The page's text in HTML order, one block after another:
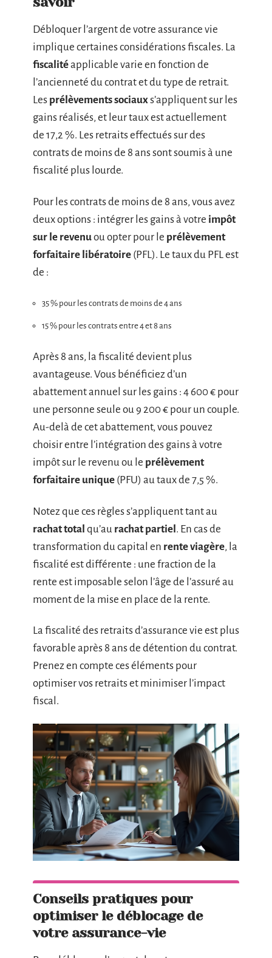
Débloquer l’argent de votre assurance vie
implique certaines considérations fiscales. La
fiscalitéapplicable varie en fonction de
l’ancienneté du contrat et du type de retrait.
Les prélèvements sociauxs’appliquent sur les
gains réalisés, et leur taux est actuellement
de 17,2 %. Les retraits effectués sur des
contrats de moins de 8 ans sont soumis à une
fiscalité plus lourde.
Pour les contrats de moins de 8 ans, vous avez
deux options : intégrer les gains à votre impôt
sur le revenuou opter pour le prélèvement
forfaitaire libératoire (PFL). Le taux du PFL est
de :
35 % pour les contrats de moins de 4 ans
15 % pour les contrats entre 4 et 8 ans
Après 8 ans, la fiscalité devient plus
avantageuse. Vous bénéficiez d’un
abattement annuel sur les gains : 4 600 € pour
une personne seule ou 9 200 € pour un couple.
Au-delà de cet abattement, vous pouvez
choisir entre l’intégration des gains à votre
impôt sur le revenu ou le prélèvement
forfaitaire unique (PFU) au taux de 7,5 %.
Notez que ces règles s’appliquent tant au
rachat total qu’au rachat partiel. En cas de
transformation du capital en rente viagère, la
fiscalité est différente : une fraction de la
rente est imposable selon l’âge de l’assuré au
moment de la mise en place de la rente.
La fiscalité des retraits d’assurance vie est plus
favorable après 8 ans de détention du contrat.
Prenez en compte ces éléments pour
optimiser vos retraits et minimiser l’impact
fiscal.
Conseils pratiques pour
optimiser le déblocage de
votre assurance-vie